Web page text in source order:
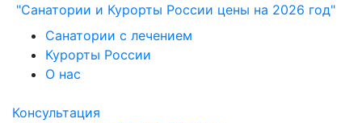
"Санатории и Курорты России цены на 2026 год"
Санатории с лечением
Курорты России
О нас
Консультация